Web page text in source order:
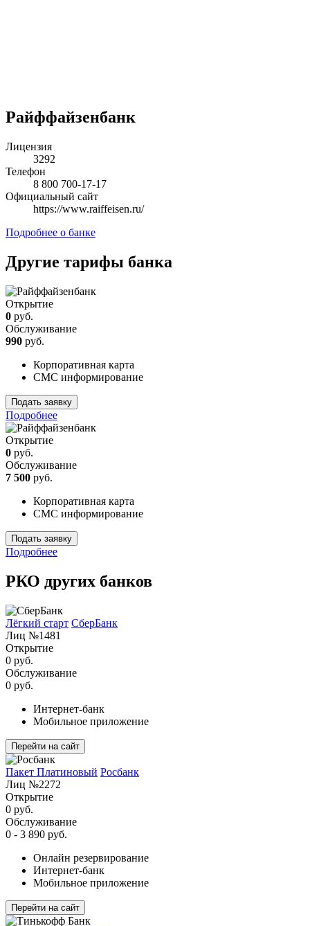
Райффайзенбанк
Лицензия
3292
Телефон
8 800 700-17-17
Официальный сайт
https://www.raiffeisen.ru/
Подробнее о банке
Другие тарифы банка
Открытие
0 руб.
Обслуживание
990 руб.
Корпоративная карта
СМС информирование
Подать заявку
Подробнее
Открытие
0 руб.
Обслуживание
7 500 руб.
Корпоративная карта
СМС информирование
Подать заявку
Подробнее
РКО других банков
Лёгкий старт СберБанк
Лиц №1481
Открытие
0 руб.
Обслуживание
0 руб.
Интернет-банк
Мобильное приложение
Перейти на сайт
Пакет Платиновый Росбанк
Лиц №2272
Открытие
0 руб.
Обслуживание
0 - 3 890 руб.
Онлайн резервирование
Интернет-банк
Мобильное приложение
Перейти на сайт